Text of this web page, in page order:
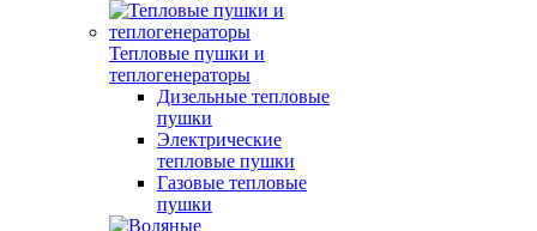
Тепловые пушки и
теплогенераторы
Дизельные тепловые
пушки
Электрические
тепловые пушки
Газовые тепловые
пушки